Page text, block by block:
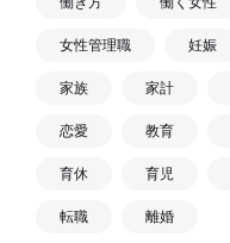
女性管理職 妊娠
家族 家計
恋愛 教育
育休 育児
転職 離婚